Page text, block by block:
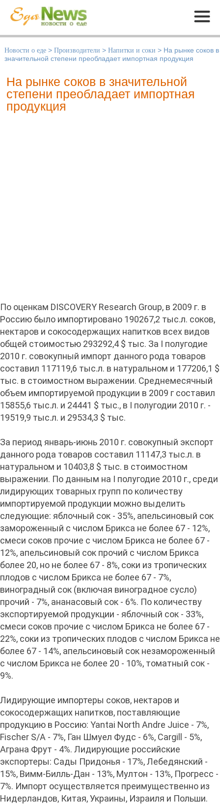
Меню
Новости о еде > Производители > Напитки и соки > На рынке соков в
значительной степени преобладает импортная продукция
На рынке соков в значительной
степени преобладает импортная
продукция
По оценкам DISCOVERY Research Group, в 2009 г. в
Россию было импортировано 190267,2 тыс.л. соков,
нектаров и сокосодержащих напитков всех видов
общей стоимостью 293292,4 $ тыс. За I полугодие
2010 г. совокупный импорт данного рода товаров
составил 117119,6 тыс.л. в натуральном и 177206,1 $
тыс. в стоимостном выражении. Среднемесячный
объем импортируемой продукции в 2009 г составил
15855,6 тыс.л. и 24441 $ тыс., в I полугодии 2010 г. -
19519,9 тыс.л. и 29534,3 $ тыс.
За период январь-июнь 2010 г. совокупный экспорт
данного рода товаров составил 11147,3 тыс.л. в
натуральном и 10403,8 $ тыс. в стоимостном
выражении. По данным на I полугодие 2010 г., среди
лидирующих товарных групп по количеству
импортируемой продукции можно выделить
следующие: яблочный сок - 35%, апельсиновый сок
замороженный с числом Брикса не более 67 - 12%,
смеси соков прочие с числом Брикса не более 67 -
12%, апельсиновый сок прочий с числом Брикса
более 20, но не более 67 - 8%, соки из тропических
плодов с числом Брикса не более 67 - 7%,
виноградный сок (включая виноградное сусло)
прочий - 7%, ананасовый сок - 6%. По количеству
экспортируемой продукции - яблочный сок - 33%,
смеси соков прочие с числом Брикса не более 67 -
22%, соки из тропических плодов с числом Брикса не
более 67 - 14%, апельсиновый сок незамороженный
с числом Брикса не более 20 - 10%, томатный сок -
9%.
Лидирующие импортеры соков, нектаров и
сокосодержащих напитков, поставляющие
продукцию в Россию: Yantai North Andre Juice - 7%,
Fischer S/A - 7%, Ган Шмуел Фудс - 6%, Cargill - 5%,
Аграна Фрут - 4%. Лидирующие российские
экспортеры: Сады Придонья - 17%, Лебедянский -
15%, Вимм-Билль-Дан - 13%, Мултон - 13%, Прогресс -
7%. Импорт осуществляется преимущественно из
Нидерландов, Китая, Украины, Израиля и Польши.